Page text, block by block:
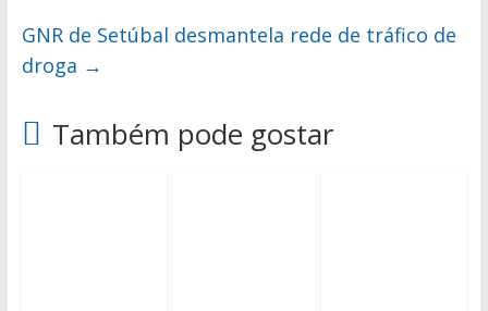
GNR de Setúbal desmantela rede de tráfico de
droga →
Também pode gostar